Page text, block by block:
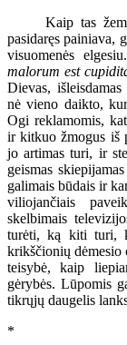
Kaip tas žemės
pasidaręs painiava,
visuomenės
malorum est
Dievas,
nė vieno daikto,
Ogi reklamomis,
ir kitkuo žmogus iš
jo artimas turi, ir
geismas
galimais būdais ir
viliojančiais
skelbimais
turėti, ką kiti turi,
krikščionių dėmesio
teisybė, kaip
gėrybės. Lūpomis
tikrųjų daugelis
*